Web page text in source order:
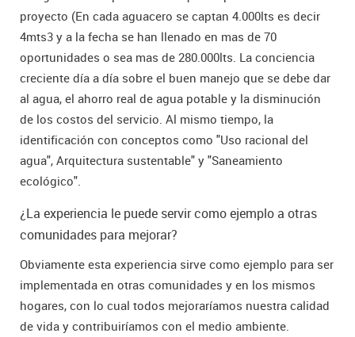
proyecto (En cada aguacero se captan 4.000lts es decir
4mts3 y a la fecha se han llenado en mas de 70
oportunidades o sea mas de 280.000lts. La conciencia
creciente día a día sobre el buen manejo que se debe dar
al agua, el ahorro real de agua potable y la disminución
de los costos del servicio. Al mismo tiempo, la
identificación con conceptos como "Uso racional del
agua", Arquitectura sustentable" y "Saneamiento
ecológico".
¿La experiencia le puede servir como ejemplo a otras
comunidades para mejorar?
Obviamente esta experiencia sirve como ejemplo para ser
implementada en otras comunidades y en los mismos
hogares, con lo cual todos mejoraríamos nuestra calidad
de vida y contribuiríamos con el medio ambiente.